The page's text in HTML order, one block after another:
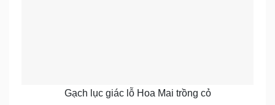
Gạch lục giác lỗ Hoa Mai trồng cỏ